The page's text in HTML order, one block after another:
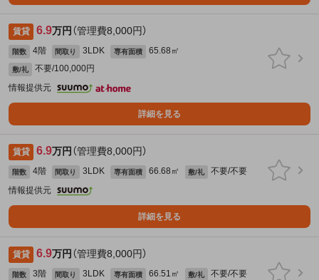
賃貸 6.9万円 （管理費8,000円）
階数 4階 間取り 3LDK 専有面積 65.68㎡
敷/礼
不要/100,000円
情報提供元
詳細を見る
賃貸 6.9万円 （管理費8,000円）
階数 4階 間取り 3LDK 専有面積 66.68㎡ 敷/礼
不要/不要
情報提供元
詳細を見る
賃貸 6.9万円 （管理費8,000円）
階数 3階 間取り 3LDK 専有面積 66.51㎡ 敷/礼
不要/不要